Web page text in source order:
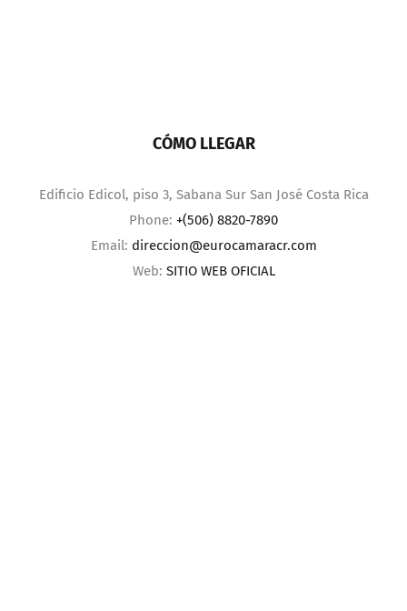
CÓMO LLEGAR
Edificio Edicol, piso 3, Sabana Sur San José Costa Rica
Phone: +(506) 8820-7890
Email: direccion@eurocamaracr.com
Web: SITIO WEB OFICIAL